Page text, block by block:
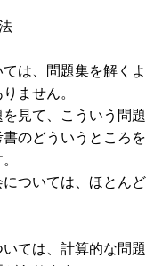
は、問題集を解くよ
ません。
見て、こういう問
のどういうところ
ついては、ほとん
ては、計算的な問